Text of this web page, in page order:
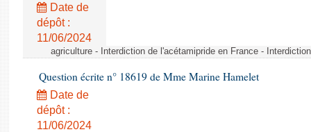
Date de
dépôt :
11/06/2024
agriculture - Interdiction de l'acétamipride en France -
Question écrite n° 18619 de Mme Marine Hamelet
Date de
dépôt :
11/06/2024